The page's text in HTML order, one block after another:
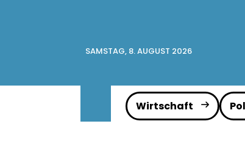
SAMSTAG, 8. AUGUST 2026
Wirtschaft